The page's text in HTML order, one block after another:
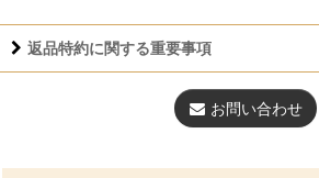
返品特約に関する重要事項
お問い合わせ